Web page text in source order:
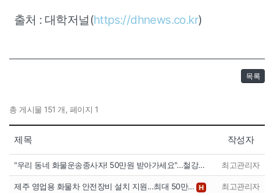
출처 : 대학저널(https://dhnews.co.kr)
목록
총 게시물 151 개, 페이지 1
제목 작성자
"우리 동네 화물운송종사자! 50만원 받아가세요"…철강… 최고관리자
제주 영업용 화물차 안전장비 설치 지원...최대 50만… H 최고관리자